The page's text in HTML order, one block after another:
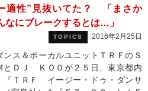
適性”見抜いてた？ 「まさか
なにブレークするとは…」
TOPICS 2016年2月25日
ス＆ボーカルユニットＴＲＦのＳ
とＤＪ ＫＯＯが２５日、東京都内
『ＴＲＦ イージー・ドゥ・ダンサ